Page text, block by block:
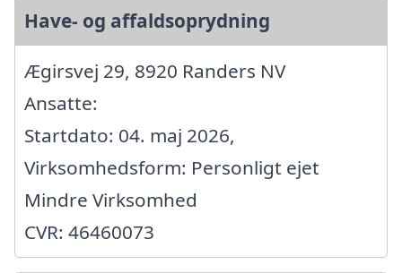
Have- og affaldsoprydning
Ægirsvej 29, 8920 Randers NV
Ansatte:
Startdato: 04. maj 2026,
Virksomhedsform: Personligt ejet
Mindre Virksomhed
CVR: 46460073